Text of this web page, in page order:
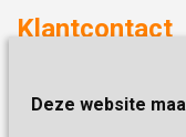
Deze website
Duurzaamheid
Kwaliteit &
Klantcontact
6419 PB Heerlen